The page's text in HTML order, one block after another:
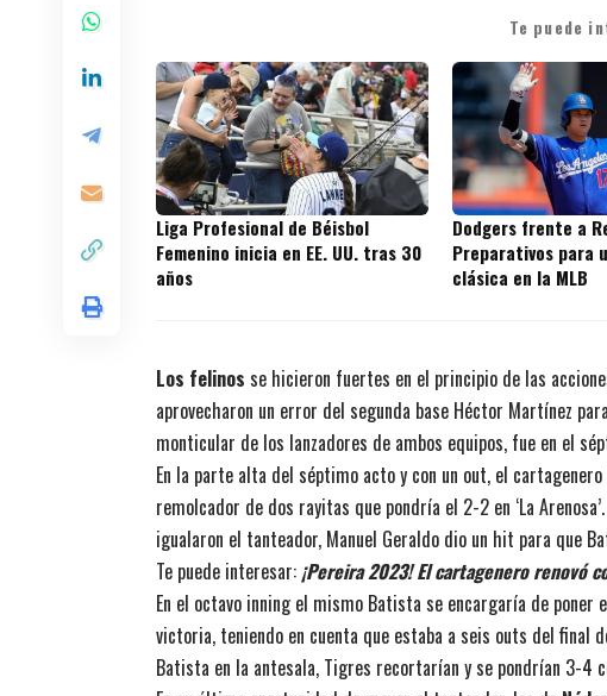
Te puede
Liga Profesional de Béisbol
Femenino inicia en EE. UU. tras 30
años
Dodgers frente a
Preparativos para
clásica en la MLB
Los felinos se hicieron fuertes en el principio de las
aprovecharon un error del segunda base Héctor Martínez
monticular de los lanzadores de ambos equipos, fue en el
En la parte alta del séptimo acto y con un out, el
remolcador de dos rayitas que pondría el 2-2 en ‘La
igualaron el tanteador, Manuel Geraldo dio un hit para que
Te puede interesar: ¡Pereira 2023! El cartagenero renovó
En el octavo inning el mismo Batista se encargaría de
victoria, teniendo en cuenta que estaba a seis outs del final
Batista en la antesala, Tigres recortarían y se pondrían 3-4